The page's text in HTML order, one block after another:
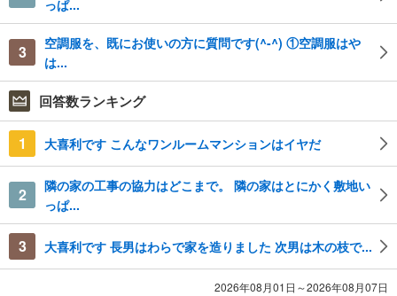
っぱ...
3
空調服を、既にお使いの方に質問です(^-^) ①空調服はや
は...
回答数ランキング
1 大喜利です こんなワンルームマンションはイヤだ
2
隣の家の工事の協力はどこまで。 隣の家はとにかく敷地い
っぱ...
3 大喜利です 長男はわらで家を造りました 次男は木の枝で...
2026年08月01日～2026年08月07日